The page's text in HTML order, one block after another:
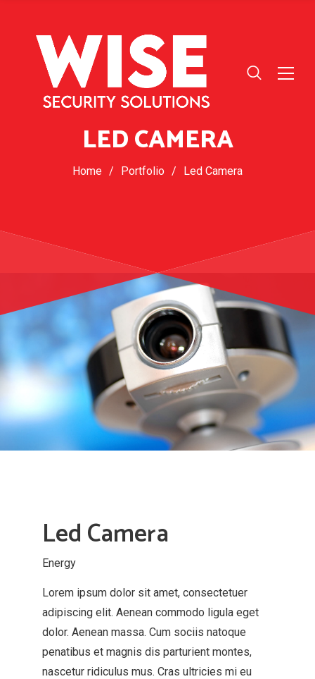
LED CAMERA
Home / Portfolio / Led Camera
Led Camera
Energy
Lorem ipsum dolor sit amet, consectetuer
adipiscing elit. Aenean commodo ligula eget
dolor. Aenean massa. Cum sociis natoque
penatibus et magnis dis parturient montes,
nascetur ridiculus mus. Cras ultricies mi eu